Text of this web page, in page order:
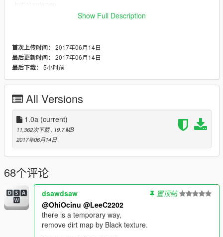
Features:
-Animated engine and exhaust
-Working Dials
-Breakable Glass
-Hands on steeringwheel
-Paint 1: Body
-Paint 2: Calipers, Rollcage, Tow hook
-Paint 4: Rims
-Extra 1 & 10: Italian Stripes
-Extra 2: Rollcage
-Extra 4: Front Plate
-Extra 5: Front Splitter
-L0 only
Future updates:
-Livery Support
Show Full Description
首次上传时间： 2017年06月14日
最后更新时间： 2017年06月14日
最后下载： 5小时前
All Versions
1.0a (current)
11,362次下载 , 19.7 MB
2017年06月14日
68个评论
dsawdsaw
置顶帖
@OhiOcinu @LeeC2202
there is a temporary way,
remove dirt map by Black texture.